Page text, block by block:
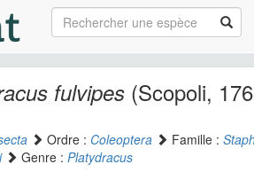
fulvipes (Scopoli,
Ordre : Coleoptera Famille :
Genre : Platydracus